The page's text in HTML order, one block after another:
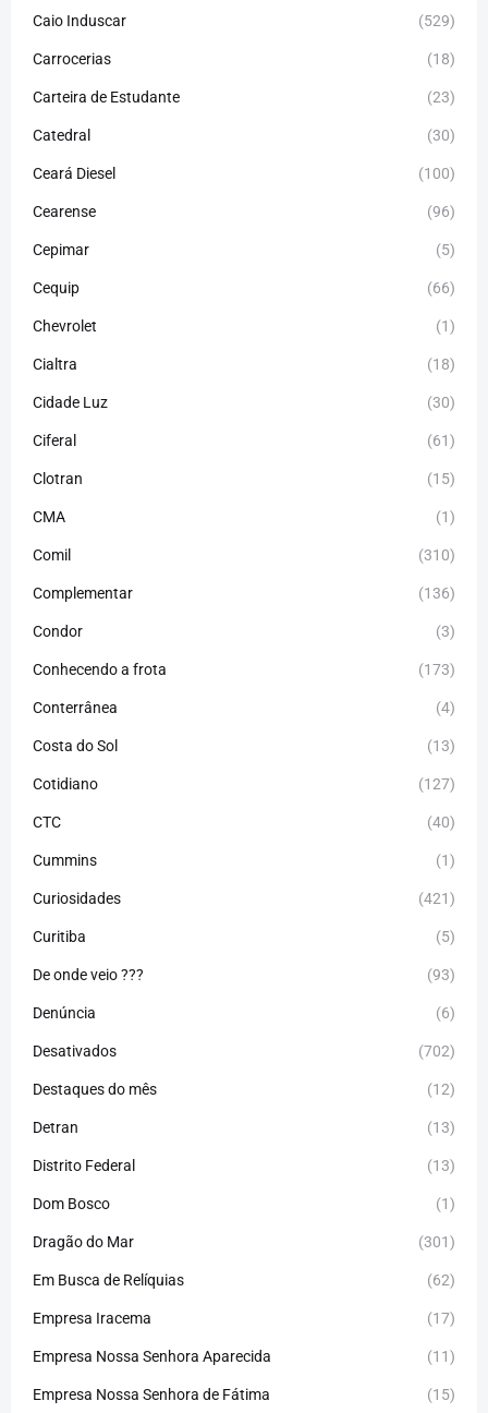
Caio Induscar (529)
Carrocerias (18)
Carteira de Estudante (23)
Catedral (30)
Ceará Diesel (100)
Cearense (96)
Cepimar (5)
Cequip (66)
Chevrolet (1)
Cialtra (18)
Cidade Luz (30)
Ciferal (61)
Clotran (15)
CMA (1)
Comil (310)
Complementar (136)
Condor (3)
Conhecendo a frota (173)
Conterrânea (4)
Costa do Sol (13)
Cotidiano (127)
CTC (40)
Cummins (1)
Curiosidades (421)
Curitiba (5)
De onde veio ??? (93)
Denúncia (6)
Desativados (702)
Destaques do mês (12)
Detran (13)
Distrito Federal (13)
Dom Bosco (1)
Dragão do Mar (301)
Em Busca de Relíquias (62)
Empresa Iracema (17)
Empresa Nossa Senhora Aparecida (11)
Empresa Nossa Senhora de Fátima (15)